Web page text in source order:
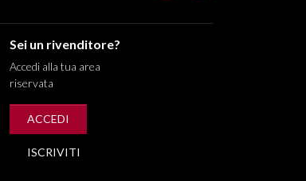
Sei un rivenditore?
Accedi alla tua area
riservata
ACCEDI
ISCRIVITI